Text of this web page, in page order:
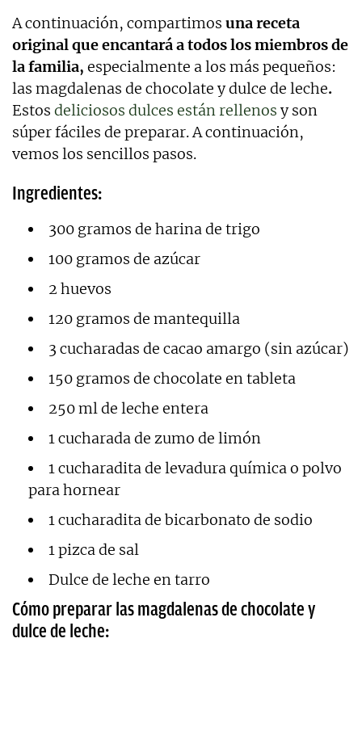
A continuación, compartimos una receta
original que encantará a todos los miembros de
la familia, especialmente a los más pequeños:
las magdalenas de chocolate y dulce de leche.
Estos deliciosos dulces están rellenos y son
súper fáciles de preparar. A continuación,
vemos los sencillos pasos.
Ingredientes:
300 gramos de harina de trigo
100 gramos de azúcar
2 huevos
120 gramos de mantequilla
3 cucharadas de cacao amargo (sin azúcar)
150 gramos de chocolate en tableta
250 ml de leche entera
1 cucharada de zumo de limón
1 cucharadita de levadura química o polvo
para hornear
1 cucharadita de bicarbonato de sodio
1 pizca de sal
Dulce de leche en tarro
Cómo preparar las magdalenas de chocolate y
dulce de leche: